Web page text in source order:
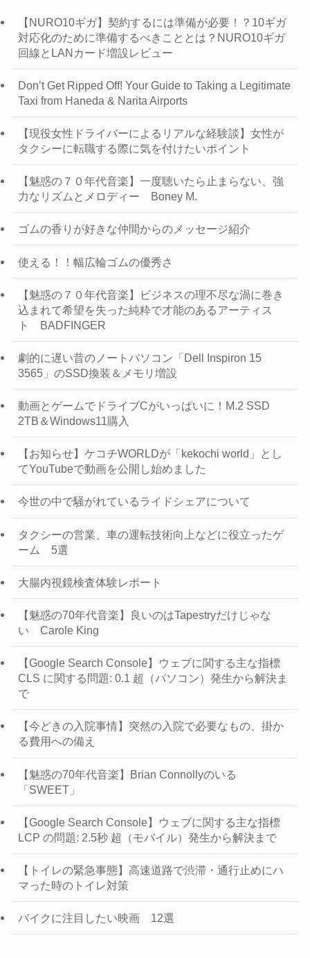
【NURO10ギガ】契約するには準備が必要！？10ギガ
対応化のために準備するべきこととは？NURO10ギガ
回線とLANカード増設レビュー
Don’t Get Ripped Off! Your Guide to Taking a Legitimate
Taxi from Haneda & Narita Airports
【現役女性ドライバーによるリアルな経験談】女性が
タクシーに転職する際に気を付けたいポイント
【魅惑の７０年代音楽】一度聴いたら止まらない、強
力なリズムとメロディー Boney M.
ゴムの香りが好きな仲間からのメッセージ紹介
使える！！幅広輪ゴムの優秀さ
【魅惑の７０年代音楽】ビジネスの理不尽な渦に巻き
込まれて希望を失った純粋で才能のあるアーティス
ト BADFINGER
劇的に遅い昔のノートパソコン「Dell Inspiron 15
3565」のSSD換装＆メモリ増設
動画とゲームでドライブCがいっぱいに！M.2 SSD
2TB＆Windows11購入
【お知らせ】ケコチWORLDが「kekochi world」とし
てYouTubeで動画を公開し始めました
今世の中で騒がれているライドシェアについて
タクシーの営業、車の運転技術向上などに役立ったゲ
ーム 5選
大腸内視鏡検査体験レポート
【魅惑の70年代音楽】良いのはTapestryだけじゃな
い Carole King
【Google Search Console】ウェブに関する主な指標
CLS に関する問題: 0.1 超（パソコン）発生から解決ま
で
【今どきの入院事情】突然の入院で必要なもの、掛か
る費用への備え
【魅惑の70年代音楽】Brian Connollyのいる
「SWEET」
【Google Search Console】ウェブに関する主な指標
LCP の問題: 2.5秒 超（モバイル）発生から解決まで
【トイレの緊急事態】高速道路で渋滞・通行止めにハ
マった時のトイレ対策
バイクに注目したい映画 12選